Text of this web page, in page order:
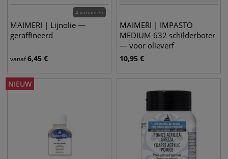
4 varianten
MAIMERI | Lijnolie —
geraffineerd
vanaf6,45 €
MAIMERI | IMPASTO
MEDIUM 632 schilderboter
— voor olieverf
10,95 €
NIEUW